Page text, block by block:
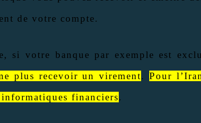
de votre compte.
si votre banque par exemple est
plus recevoir un virement.Pour
financiers.